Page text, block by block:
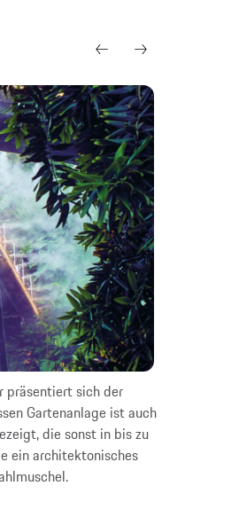
präsentiert sich der
Gartenanlage ist auch
die sonst in bis zu
ein architektonisches